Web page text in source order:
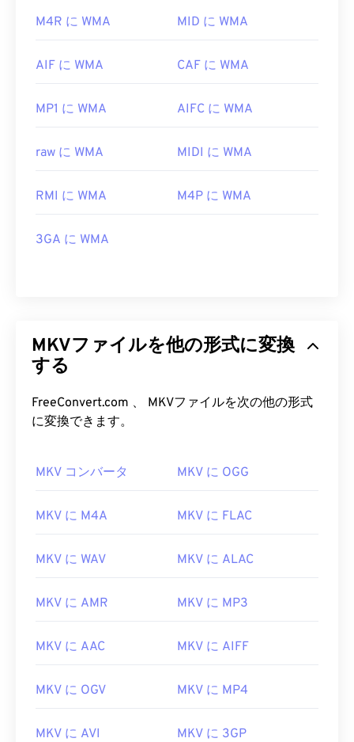
M4R に WMA MID に WMA
AIF に WMA CAF に WMA
MP1 に WMA AIFC に WMA
raw に WMA MIDI に WMA
RMI に WMA M4P に WMA
3GA に WMA
MKVファイルを他の形式に変換
する
FreeConvert.com 、 MKVファイルを次の他の形式
に変換できます。
MKV コンバータ MKV に OGG
MKV に M4A MKV に FLAC
MKV に WAV MKV に ALAC
MKV に AMR MKV に MP3
MKV に AAC MKV に AIFF
MKV に OGV MKV に MP4
MKV に AVI MKV に 3GP